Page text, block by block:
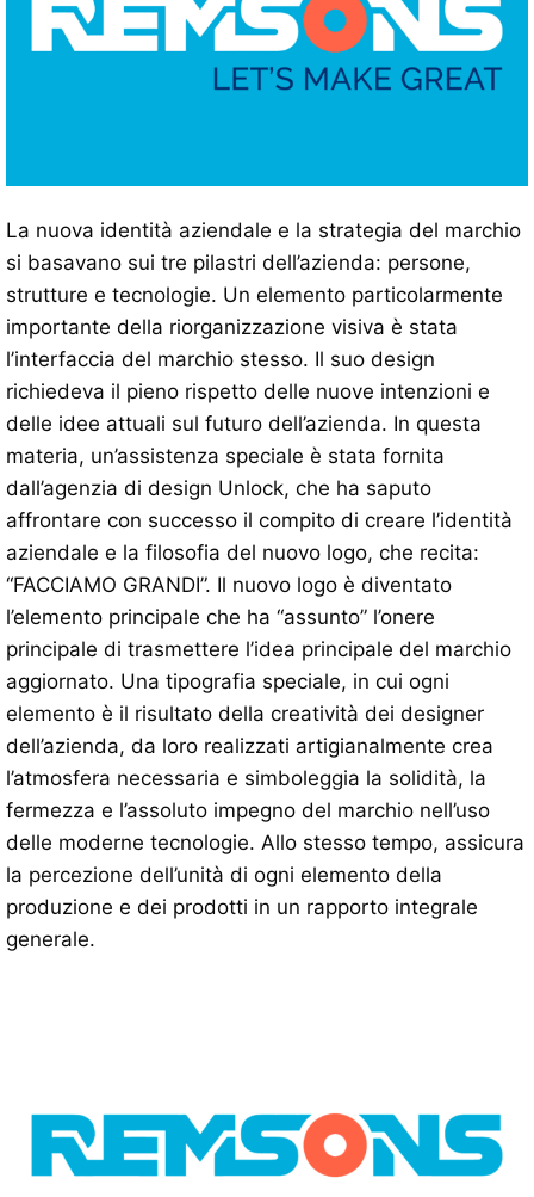
La nuova identità aziendale e la strategia del marchio
si basavano sui tre pilastri dell’azienda: persone,
strutture e tecnologie. Un elemento particolarmente
importante della riorganizzazione visiva è stata
l’interfaccia del marchio stesso. Il suo design
richiedeva il pieno rispetto delle nuove intenzioni e
delle idee attuali sul futuro dell’azienda. In questa
materia, un’assistenza speciale è stata fornita
dall’agenzia di design Unlock, che ha saputo
affrontare con successo il compito di creare l’identità
aziendale e la filosofia del nuovo logo, che recita:
“FACCIAMO GRANDI”. Il nuovo logo è diventato
l’elemento principale che ha “assunto” l’onere
principale di trasmettere l’idea principale del marchio
aggiornato. Una tipografia speciale, in cui ogni
elemento è il risultato della creatività dei designer
dell’azienda, da loro realizzati artigianalmente crea
l’atmosfera necessaria e simboleggia la solidità, la
fermezza e l’assoluto impegno del marchio nell’uso
delle moderne tecnologie. Allo stesso tempo, assicura
la percezione dell’unità di ogni elemento della
produzione e dei prodotti in un rapporto integrale
generale.